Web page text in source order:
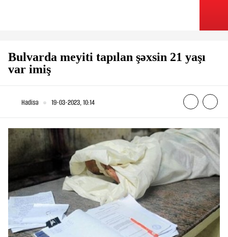
Bulvarda meyiti tapılan şəxsin 21 yaşı
var imiş
Hadisə 19-03-2023, 10:14